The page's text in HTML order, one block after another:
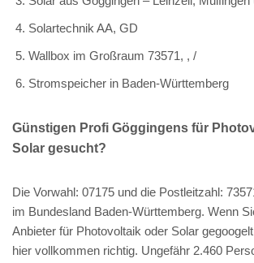
Solartechnik AA, GD
Wallbox im Großraum 73571, , /
Stromspeicher in Baden-Württemberg
Günstigen Profi Göggingens für
Solar gesucht?
Die Vorwahl: 07175 und die Postleitzahl:
im Bundesland Baden-Württemberg. Wenn
Anbieter für Photovoltaik oder Solar
hier vollkommen richtig. Ungefähr 2.460